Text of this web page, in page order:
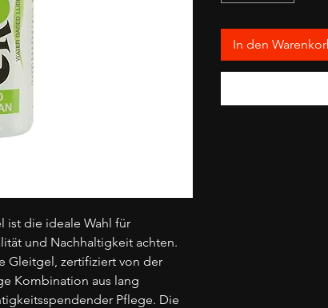
ist die ideale Wahl für
und Nachhaltigkeit achten.
Gleitgel, zertifiziert von der
Kombination aus lang
Pflege. Die
In den